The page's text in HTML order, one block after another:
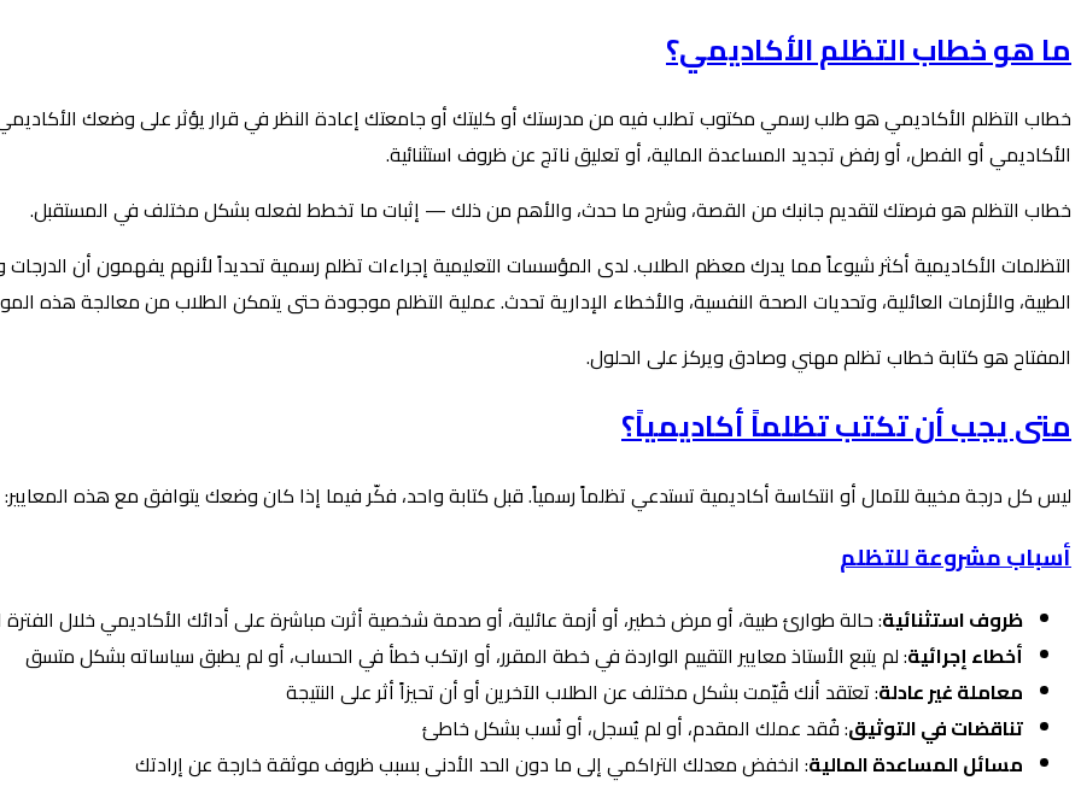
ما هو خطاب التظلم الأكاديمي؟
خطاب التظلم الأكاديمي هو طلب رسمي مكتوب تطلب فيه من مدرستك أو كليتك أو جامعتك إعادة النظر في قرار يؤثر على وضعك
الأكاديمي أو الفصل، أو رفض تجديد المساعدة المالية، أو تعليق ناتج عن ظروف استثنائية.
خطاب التظلم هو فرصتك لتقديم جانبك من القصة، وشرح ما حدث، والأهم من ذلك — إثبات ما تخطط لفعله بشكل مختلف في المستقبل.
التظلمات الأكاديمية أكثر شيوعاً مما يدرك معظم الطلاب. لدى المؤسسات التعليمية إجراءات تظلم رسمية تحديداً لأنهم يفهمون أن الدرجات
الطبية، والأزمات العائلية، وتحديات الصحة النفسية، والأخطاء الإدارية تحدث. عملية التظلم موجودة حتى يتمكن الطلاب من معالجة هذه
المفتاح هو كتابة خطاب تظلم مهني وصادق ويركز على الحلول.
متى يجب أن تكتب تظلماً أكاديمياً؟
ليس كل درجة مخيبة للآمال أو انتكاسة أكاديمية تستدعي تظلماً رسمياً. قبل كتابة واحد، فكّر فيما إذا كان وضعك يتوافق مع هذه المعايير:
أسباب مشروعة للتظلم
ظروف استثنائية: حالة طوارئ طبية، أو مرض خطير، أو أزمة عائلية، أو صدمة شخصية أثرت مباشرة على أدائك الأكاديمي خلال الفترة
أخطاء إجرائية: لم يتبع الأستاذ معايير التقييم الواردة في خطة المقرر، أو ارتكب خطأ في الحساب، أو لم يطبق سياساته بشكل متسق
معاملة غير عادلة: تعتقد أنك قُيّمت بشكل مختلف عن الطلاب الآخرين أو أن تحيزاً أثر على النتيجة
تناقضات في التوثيق: فُقد عملك المقدم، أو لم يُسجل، أو نُسب بشكل خاطئ
مسائل المساعدة المالية: انخفض معدلك التراكمي إلى ما دون الحد الأدنى بسبب ظروف موثقة خارجة عن إرادتك